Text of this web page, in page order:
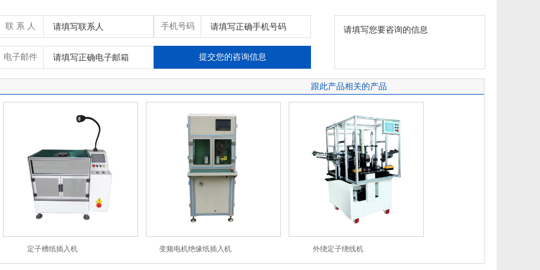
联 系 人 手机号码
电子邮件
跟此产品相关的产品
定子槽纸插入机 变频电机绝缘纸插入机 外绕定子绕线机